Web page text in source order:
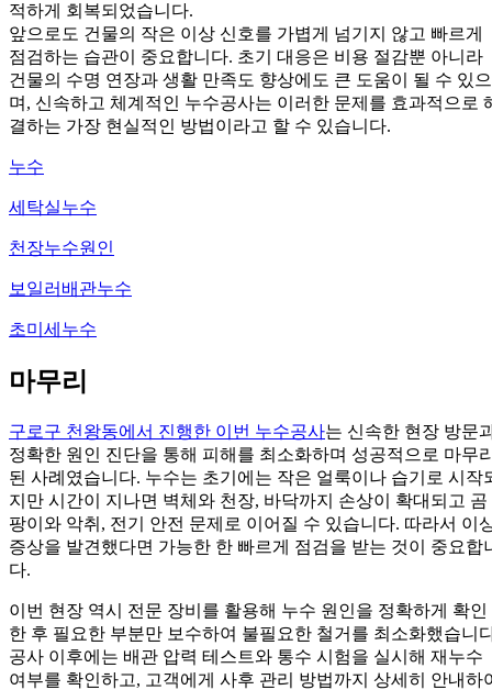
적하게 회복되었습니다.
앞으로도 건물의 작은 이상 신호를 가볍게 넘기지 않고 빠르게
점검하는 습관이 중요합니다. 초기 대응은 비용 절감뿐 아니라
건물의 수명 연장과 생활 만족도 향상에도 큰 도움이 될 수 있으
며, 신속하고 체계적인 누수공사는 이러한 문제를 효과적으로
결하는 가장 현실적인 방법이라고 할 수 있습니다.
누수
세탁실누수
천장누수원인
보일러배관누수
초미세누수
마무리
구로구 천왕동에서 진행한 이번 누수공사는 신속한 현장 방문
정확한 원인 진단을 통해 피해를 최소화하며 성공적으로 마무
된 사례였습니다. 누수는 초기에는 작은 얼룩이나 습기로 시작
지만 시간이 지나면 벽체와 천장, 바닥까지 손상이 확대되고 곰
팡이와 악취, 전기 안전 문제로 이어질 수 있습니다. 따라서 이
증상을 발견했다면 가능한 한 빠르게 점검을 받는 것이 중요합
다.
이번 현장 역시 전문 장비를 활용해 누수 원인을 정확하게 확인
한 후 필요한 부분만 보수하여 불필요한 철거를 최소화했습니
공사 이후에는 배관 압력 테스트와 통수 시험을 실시해 재누수
여부를 확인하고, 고객에게 사후 관리 방법까지 상세히 안내하